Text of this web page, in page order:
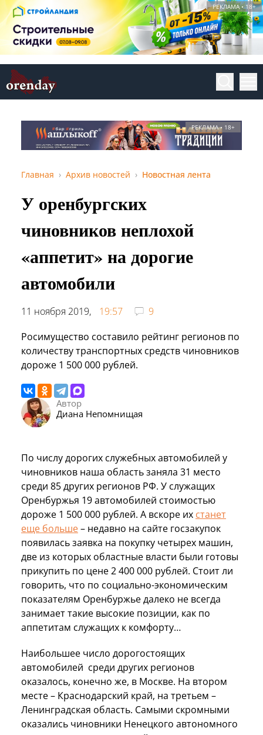
РЕКЛАМА • 18+
РЕКЛАМА • 18+
Главная Архив новостей Новостная лента
У оренбургских
чиновников неплохой
«аппетит» на дорогие
автомобили
11 ноября 2019, 19:57
9
Росимущество составило рейтинг регионов по
количеству транспортных средств чиновников
дороже 1 500 000 рублей.
Автор
Диана Непомнищая
По числу дорогих служебных автомобилей у
чиновников наша область заняла 31 место
среди 85 других регионов РФ. У служащих
Оренбуржья 19 автомобилей стоимостью
дороже 1 500 000 рублей. А вскоре их станет
еще больше– недавно на сайте госзакупок
появилась заявка на покупку четырех машин,
две из которых областные власти были готовы
прикупить по цене 2 400 000 рублей. Стоит ли
говорить, что по социально-экономическим
показателям Оренбуржье далеко не всегда
занимает такие высокие позиции, как по
аппетитам служащих к комфорту…
Наибольшее число дорогостоящих
автомобилей среди других регионов
оказалось, конечно же, в Москве. На втором
месте – Краснодарский край, на третьем –
Ленинградская область. Самыми скромными
оказались чиновники Ненецкого автономного